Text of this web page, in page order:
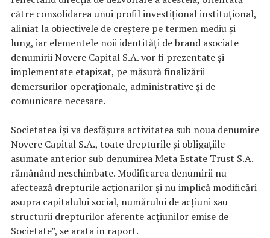
către consolidarea unui profil investițional instituțional,
aliniat la obiectivele de creștere pe termen mediu și
lung, iar elementele noii identități de brand asociate
denumirii Novere Capital S.A. vor fi prezentate și
implementate etapizat, pe măsură finalizării
demersurilor operaționale, administrative și de
comunicare necesare.
Societatea își va desfășura activitatea sub noua denumire
Novere Capital S.A., toate drepturile și obligațiile
asumate anterior sub denumirea Meta Estate Trust S.A.
rămânând neschimbate. Modificarea denumirii nu
afectează drepturile acționarilor și nu implică modificări
asupra capitalului social, numărului de acțiuni sau
structurii drepturilor aferente acțiunilor emise de
Societate”, se arata in raport.